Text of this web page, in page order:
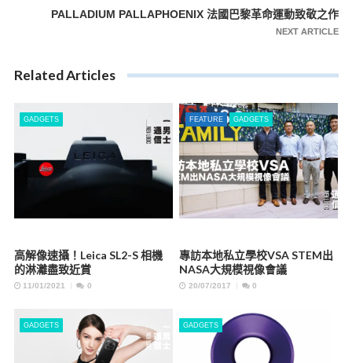
PALLADIUM PALLAPHOENIX 法國巴黎革命運動致敬之作
NEXT ARTICLE
Related Articles
GADGETS
高解像速攝！Leica SL2-S 相機
的淋灕盡致近賞
11/01/2021 0
FEATURE GADGETS
專訪本地私立學校VSA STEM出
NASA大規模視像會議
20/07/2017 0
GADGETS GADGETS